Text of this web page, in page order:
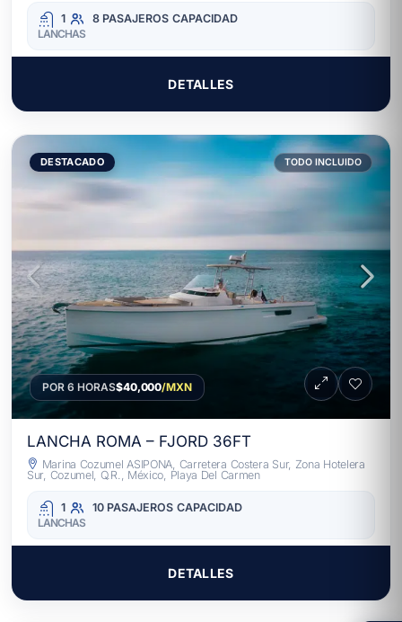
1 8 PASAJEROS CAPACIDAD
LANCHAS
DETALLES
DESTACADO TODO INCLUIDO
POR 6 HORAS$40,000/MXN
LANCHA ROMA – FJORD 36FT
Marina Cozumel ASIPONA, Carretera Costera Sur, Zona Hotelera
Sur, Cozumel, Q.R., México, Playa Del Carmen
1 10 PASAJEROS CAPACIDAD
LANCHAS
DETALLES